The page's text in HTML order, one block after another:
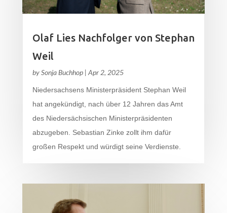
Olaf Lies Nachfolger von Stephan
Weil
bySonja Buchhop| Apr 2, 2025
Niedersachsens Ministerpräsident Stephan Weil
hat angekündigt, nach über 12 Jahren das Amt
des Niedersächsischen Ministerpräsidenten
abzugeben. Sebastian Zinke zollt ihm dafür
großen Respekt und würdigt seine Verdienste.